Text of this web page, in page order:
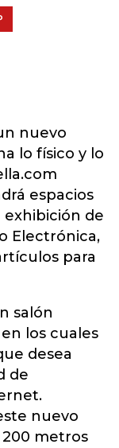
nuevo
lo físico y lo
espacios
exhibición de
Electrónica,
para
salón
los cuales
desea
de
nuevo
metros